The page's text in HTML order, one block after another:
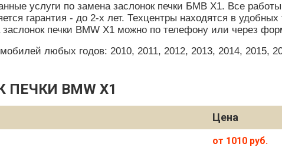
услуги по замена заслонок печки БМВ Х1. Все
гарантия - до 2-х лет. Техцентры находятся в
печки BMW X1 можно по телефону или через
любых годов: 2010, 2011, 2012, 2013, 2014, 2015,
BMW X1
Цена
от 1010 руб.